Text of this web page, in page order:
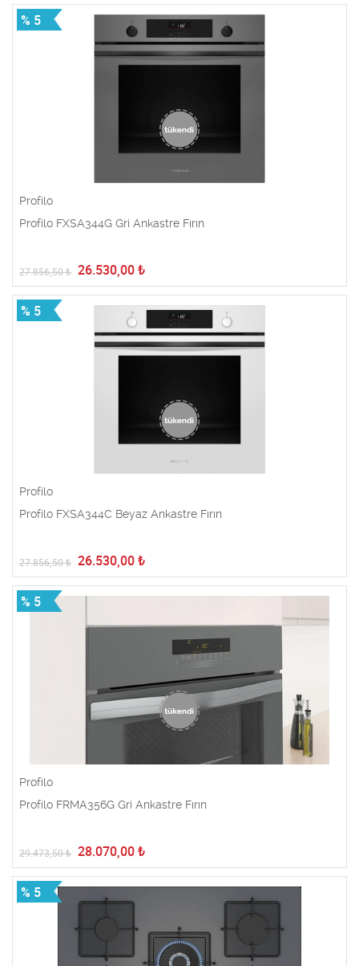
% 5
Profilo
Profilo FXSA344G Gri Ankastre Fırın
27.856,50₺ 26.530,00 ₺
% 5
Profilo
Profilo FXSA344C Beyaz Ankastre Fırın
27.856,50₺ 26.530,00 ₺
% 5
Profilo
Profilo FRMA356G Gri Ankastre Fırın
29.473,50₺ 28.070,00 ₺
% 5